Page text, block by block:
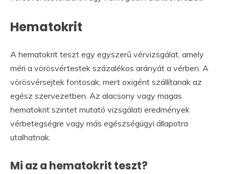
Hematokrit
A hematokrit teszt egy egyszerű vérvizsgálat, amely
méri a vörösvértestek százalékos arányát a vérben. A
vörösvérsejtek fontosak, mert oxigént szállítanak az
egész szervezetben. Az alacsony vagy magas
hematokrit szintet mutató vizsgálati eredmények
vérbetegségre vagy más egészségügyi állapotra
utalhatnak.
Mi az a hematokrit teszt?